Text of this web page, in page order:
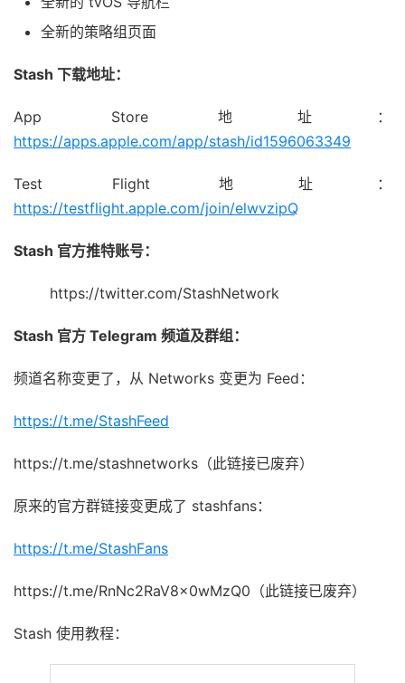
全新的策略组页面
Stash 下载地址：
App Store 地址：
https://apps.apple.com/app/stash/id1596063349
Test Flight 地址：
https://testflight.apple.com/join/elwvzipQ
Stash 官方推特账号：
https://twitter.com/StashNetwork
Stash 官方 Telegram 频道及群组：
频道名称变更了，从 Networks 变更为 Feed：
https://t.me/StashFeed
https://t.me/stashnetworks（此链接已废弃）
原来的官方群链接变更成了 stashfans：
https://t.me/StashFans
https://t.me/RnNc2RaV8x0wMzQ0（此链接已废弃）
Stash 使用教程：